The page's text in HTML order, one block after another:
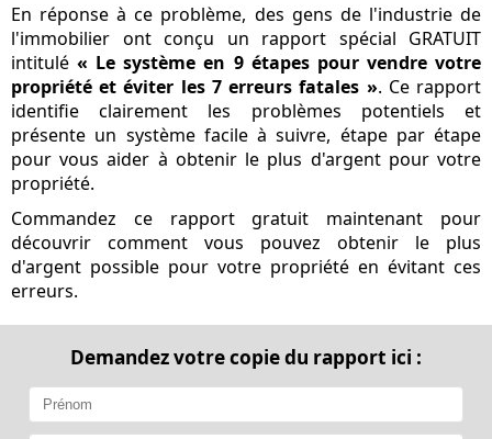
En réponse à ce problème, des gens de l'industrie de
l'immobilier ont conçu un rapport spécial GRATUIT
intitulé« Le système en 9 étapes pour vendre votre
propriété et éviter les 7 erreurs fatales ». Ce rapport
identifie clairement les problèmes potentiels et
présente un système facile à suivre, étape par étape
pour vous aider à obtenir le plus d'argent pour votre
propriété.
Commandez ce rapport gratuit maintenant pour
découvrir comment vous pouvez obtenir le plus
d'argent possible pour votre propriété en évitant ces
erreurs.
Demandez votre copie du rapport ici :